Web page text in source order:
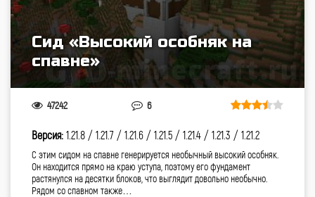
Сид «Высокий особняк на
спавне»
47242 6
Версия: 1.21.8 / 1.21.7 / 1.21.6 / 1.21.5 / 1.21.4 / 1.21.3 / 1.21.2
С этим сидом на спавне генерируется необычный высокий особняк.
Он находится прямо на краю уступа, поэтому его фундамент
растянулся на десятки блоков, что выглядит довольно необычно.
Рядом со спавном также…